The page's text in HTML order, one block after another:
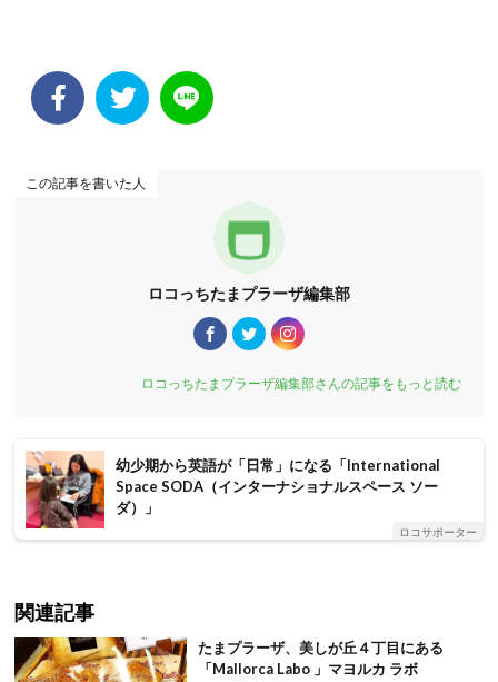
この記事を書いた人
ロコっちたまプラーザ編集部
ロコっちたまプラーザ編集部さんの記事をもっと読む
幼少期から英語が「日常」になる「International
Space SODA（インターナショナルスペース ソー
ダ）」
ロコサポーター
関連記事
たまプラーザ、美しが丘４丁目にある
「Mallorca Labo 」マヨルカ ラボ